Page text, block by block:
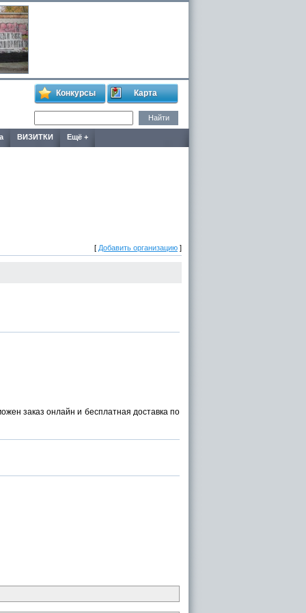
Конкурсы Карта
ВИЗИТКИ Ещё +
[ Добавить организацию ]
заказ онлайн и бесплатная доставка по